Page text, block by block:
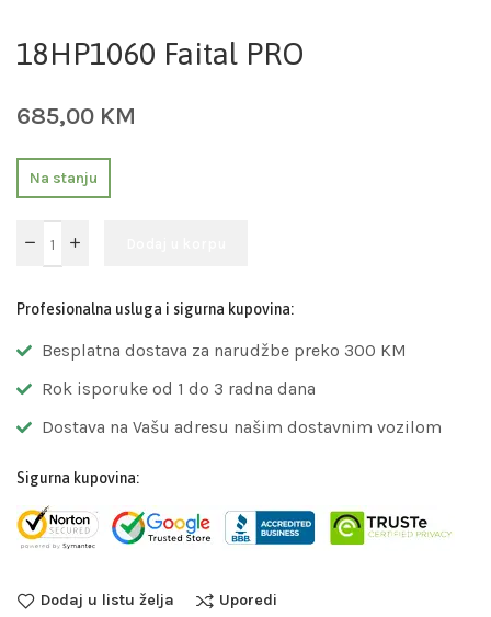
18HP1060 Faital PRO
685,00 KM
Na stanju
Profesionalna usluga i sigurna kupovina:
Besplatna dostava za narudžbe preko 300 KM
Rok isporuke od 1 do 3 radna dana
Dostava na Vašu adresu našim dostavnim vozilom
Sigurna kupovina:
Dodaj u listu želja Uporedi